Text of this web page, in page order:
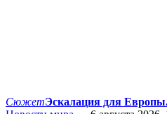
СюжетЭскалация для